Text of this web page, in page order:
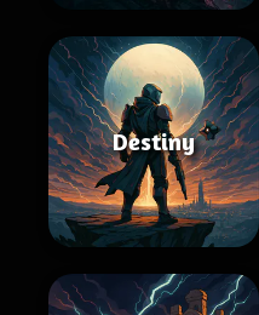
Destiny